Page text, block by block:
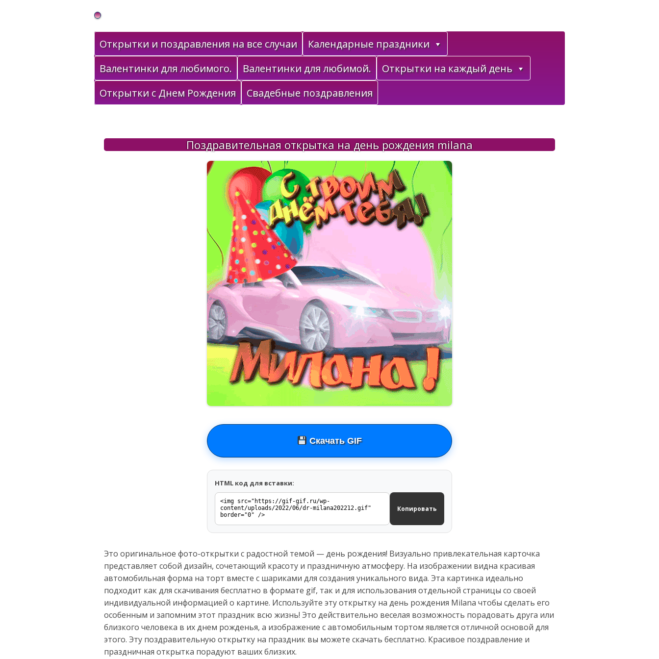
Gif Открытки в подарок
Открытки и поздравления на все случаи
Календарные праздники
Валентинки для любимого.
Валентинки для любимой.
Открытки на каждый день
Открытки с Днем Рождения
Свадебные поздравления
Поздравительная открытка на день рождения milana
Скачать GIF
HTML код для вставки:
Копировать
Это оригинальное фото-открытки с радостной темой — день рождения! Визуально привлекательная карточка
представляет собой дизайн, сочетающий красоту и праздничную атмосферу. На изображении видна красивая
автомобильная форма на торт вместе с шариками для создания уникального вида. Эта картинка идеально
подходит как для скачивания бесплатно в формате gif, так и для использования отдельной страницы со своей
индивидуальной информацией о картине. Используйте эту открытку на день рождения Milana чтобы сделать его
особенным и запомним этот праздник всю жизнь! Это действительно веселая возможность порадовать друга или
близкого человека в их днем рожденья, а изображение с автомобильным тортом является отличной основой для
этого. Эту поздравительную открытку на праздник вы можете скачать бесплатно. Красивое поздравление и
праздничная открытка порадуют ваших близких.